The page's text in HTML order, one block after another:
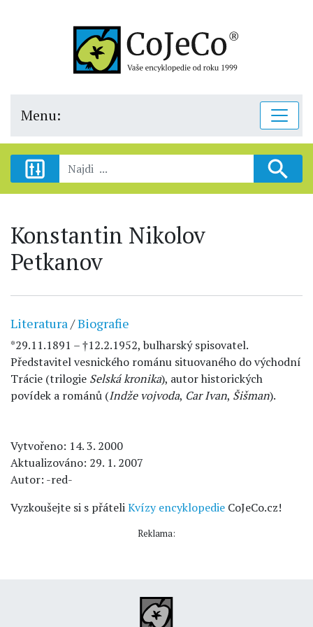
Menu:
Konstantin Nikolov
Petkanov
Literatura/Biografie
*29.11.1891 – †12.2.1952, bulharský spisovatel.
Představitel vesnického románu situovaného do východní
Trácie (trilogie Selská kronika), autor historických
povídek a románů (Indže vojvoda, Car Ivan, Šišman).
Vytvořeno: 14. 3. 2000
Aktualizováno: 29. 1. 2007
Autor: -red-
Vyzkoušejte si s přáteliKvízy encyklopedie CoJeCo.cz!
Reklama: